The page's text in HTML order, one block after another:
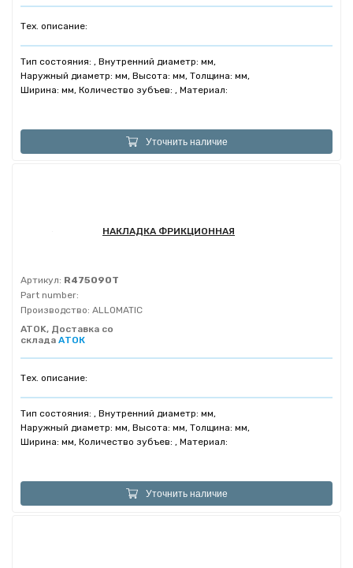
Тех. описание:
Тип состояния: , Внутренний диаметр: мм,
Наружный диаметр: мм, Высота: мм, Толщина: мм,
Ширина: мм, Количество зубъев: , Материал:
Уточнить наличие
НАКЛАДКА ФРИКЦИОННАЯ
Артикул: R475090T
Part number:
Производство: ALLOMATIC
ATOK, Доставка со
склада АТОК
Тех. описание:
Тип состояния: , Внутренний диаметр: мм,
Наружный диаметр: мм, Высота: мм, Толщина: мм,
Ширина: мм, Количество зубъев: , Материал:
Уточнить наличие